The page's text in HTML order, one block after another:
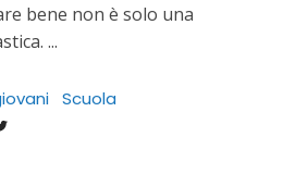
bene non è solo una
Scuola